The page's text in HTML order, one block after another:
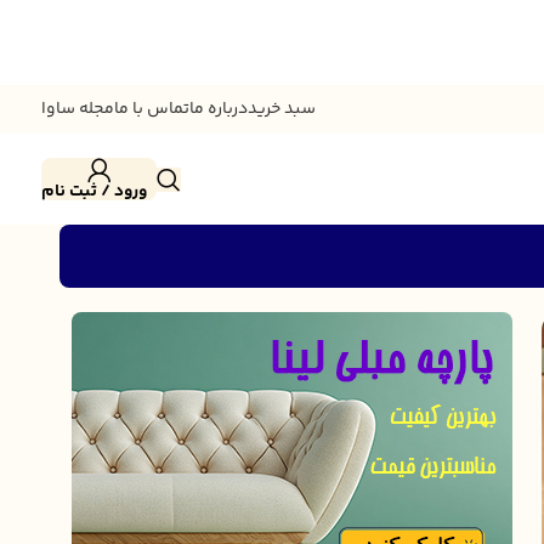
سبد خریددرباره ماتماس با مامجله ساوا
ورود / ثبت نام